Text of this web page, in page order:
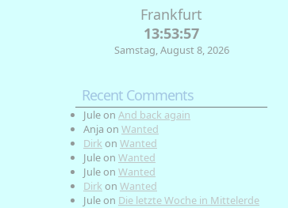
Frankfurt
13:53:58
Samstag, August 8, 2026
Recent Comments
Juleon And back again
Anja on Wanted
Dirk on Wanted
Juleon Wanted
Juleon Wanted
Dirk on Wanted
Juleon Die letzte Woche in Mittelerde